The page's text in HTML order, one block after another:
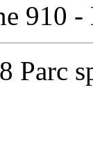
910
Parc